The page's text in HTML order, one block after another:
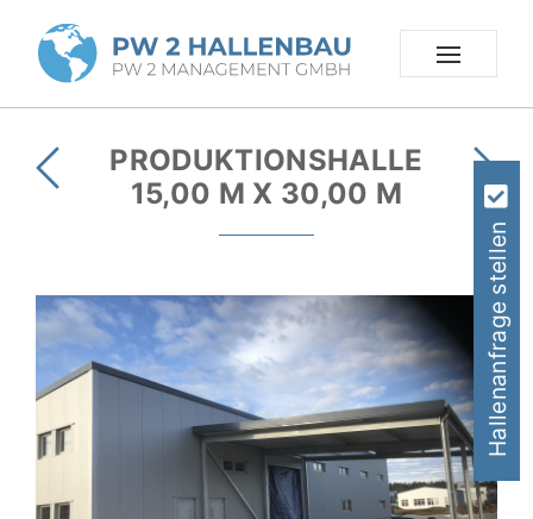
PRODUKTIONSHALLE
15,00 M X 30,00 M
Hallenanfrage stellen